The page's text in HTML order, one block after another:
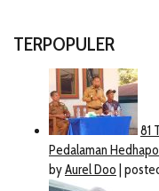
TERPOPULER